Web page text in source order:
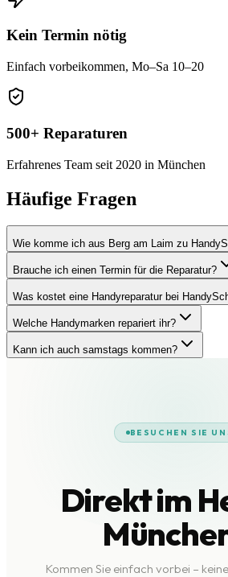
Kein Termin nötig
Einfach vorbeikommen, Mo–Sa 10–20
500+ Reparaturen
Erfahrenes Team seit 2020 in München
Häufige Fragen
Wie komme ich aus Berg am Laim zu
Brauche ich einen Termin für die Reparatur?
Was kostet eine Handyreparatur bei
Welche Handymarken repariert ihr?
Kann ich auch samstags kommen?
BESUCHEN SIE
Direkt im
Kommen Sie einfach vorbei –